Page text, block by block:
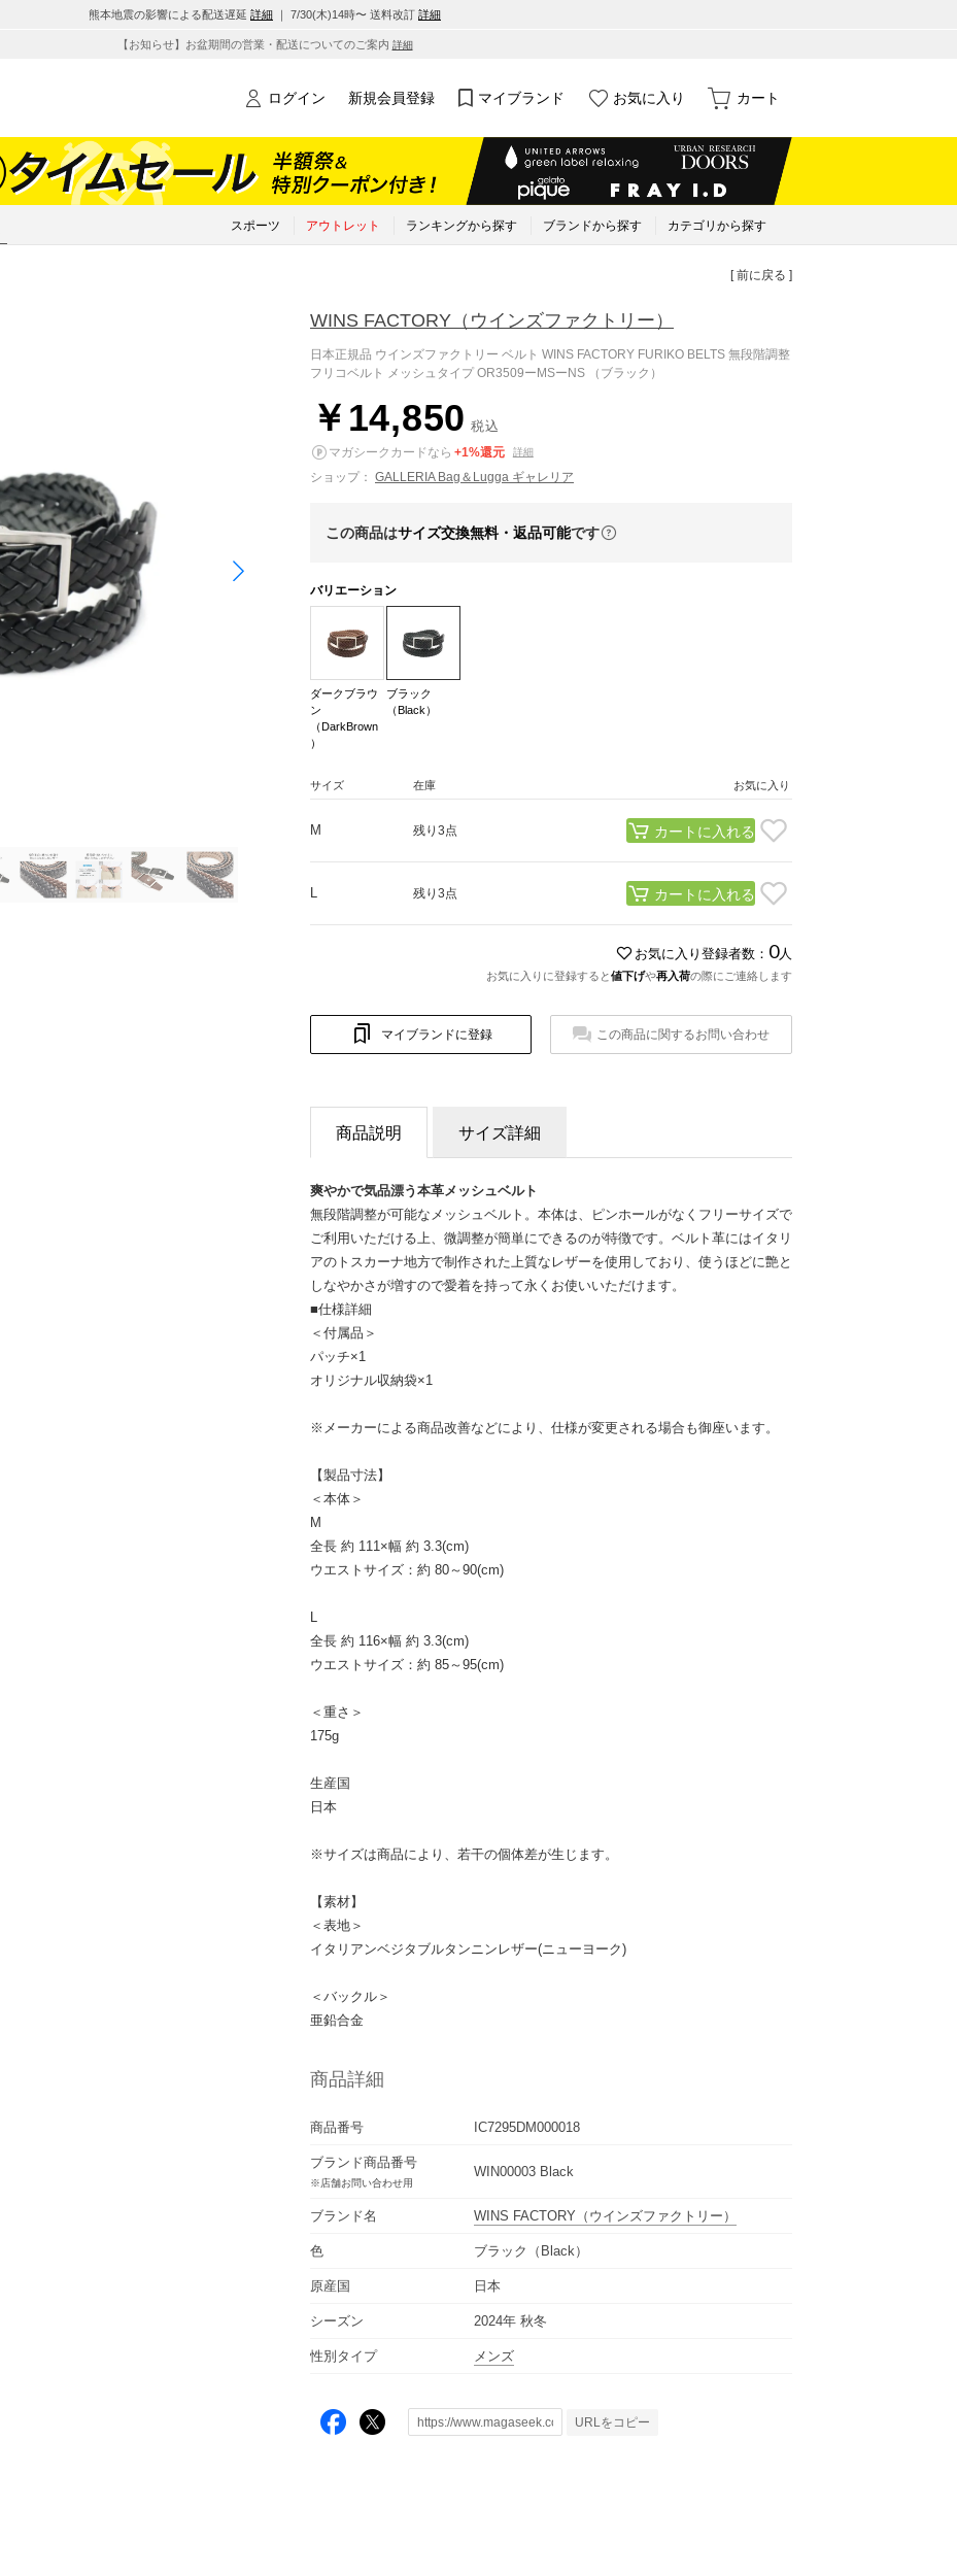
熊本地震の影響による配送遅延 詳細 ｜ 7/30(木)14時〜 送料改訂 詳細
【お知らせ】お盆期間の営業・配送についてのご案内 詳細
ログイン 新規会員登録 マイブランド お気に入り カート
スポーツ アウトレット ランキングから探す ブランドから探す カテゴリから探す
[ 前に戻る ]
WINS FACTORY （ウインズファクトリー）
日本正規品 ウインズファクトリー ベルト WINS FACTORY FURIKO BELTS 無段階調整
フリコベルト メッシュタイプ OR3509ーMSーNS （ブラック）
￥14,850 税込
マガシークカードなら +1%還元 詳細
ショップ： GALLERIA Bag＆Lugga ギャレリア
この商品はサイズ交換無料・返品可能です
バリエーション
ダークブラウ
ン
（DarkBrown
）
ブラック
（Black）
サイズ 在庫 お気に入り
M 残り3点 カートに入れる
L 残り3点 カートに入れる
お気に入り登録者数： 0人
お気に入りに登録すると値下げや再入荷の際にご連絡します
マイブランドに登録 この商品に関するお問い合わせ
商品説明 サイズ詳細
爽やかで気品漂う本革メッシュベルト
無段階調整が可能なメッシュベルト。本体は、ピンホールがなくフリーサイズで
ご利用いただける上、微調整が簡単にできるのが特徴です。ベルト革にはイタリ
アのトスカーナ地方で制作された上質なレザーを使用しており、使うほどに艶と
しなやかさが増すので愛着を持って永くお使いいただけます。
■仕様詳細
＜付属品＞
パッチ×1
オリジナル収納袋×1
※メーカーによる商品改善などにより、仕様が変更される場合も御座います。
【製品寸法】
＜本体＞
M
全長 約 111×幅 約 3.3(cm)
ウエストサイズ：約 80～90(cm)
L
全長 約 116×幅 約 3.3(cm)
ウエストサイズ：約 85～95(cm)
＜重さ＞
175g
生産国
日本
※サイズは商品により、若干の個体差が生じます。
【素材】
＜表地＞
イタリアンベジタブルタンニンレザー(ニューヨーク)
＜バックル＞
亜鉛合金
商品詳細
商品番号 IC7295DM000018
ブランド商品番号
※店舗お問い合わせ用
WIN00003 Black
ブランド名 WINS FACTORY （ウインズファクトリー）
色 ブラック（Black）
原産国 日本
シーズン 2024年 秋冬
性別タイプ メンズ
URLをコピー